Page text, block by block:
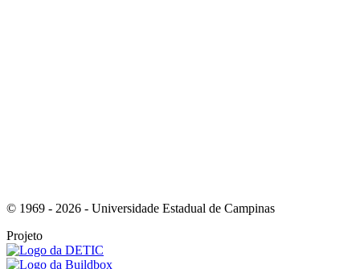
© 1969 - 2026 - Universidade Estadual de Campinas
Projeto